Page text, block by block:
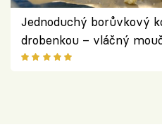
Jednoduchý borůvkový
drobenkou – vláčný
ovoce